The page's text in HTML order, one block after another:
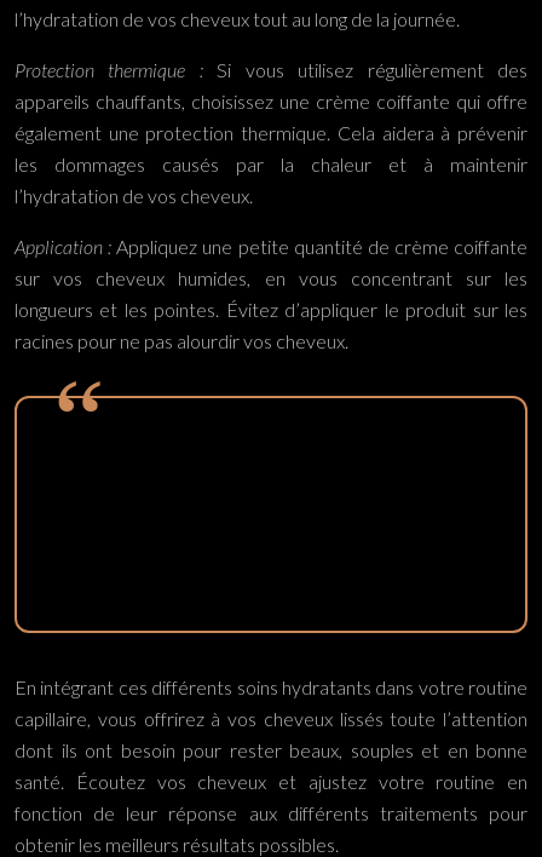
l’hydratation de vos cheveux tout au long de la journée.
Protection thermique :Si vous utilisez régulièrement des
appareils chauffants, choisissez une crème coiffante qui offre
également une protection thermique. Cela aidera à prévenir
les dommages causés par la chaleur et à maintenir
l’hydratation de vos cheveux.
Application :Appliquez une petite quantité de crème coiffante
sur vos cheveux humides, en vous concentrant sur les
longueurs et les pointes. Évitez d’appliquer le produit sur les
racines pour ne pas alourdir vos cheveux.
En intégrant ces différents soins hydratants dans votre routine
capillaire, vous offrirez à vos cheveux lissés toute l’attention
dont ils ont besoin pour rester beaux, souples et en bonne
santé. Écoutez vos cheveux et ajustez votre routine en
fonction de leur réponse aux différents traitements pour
obtenir les meilleurs résultats possibles.